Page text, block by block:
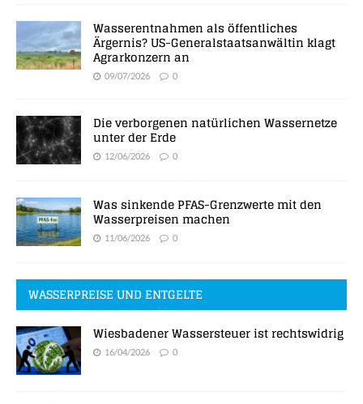
Wasserentnahmen als öffentliches
Ärgernis? US-Generalstaatsanwältin klagt
Agrarkonzern an
09/07/2026 0
Die verborgenen natürlichen Wassernetze
unter der Erde
12/06/2026 0
Was sinkende PFAS-Grenzwerte mit den
Wasserpreisen machen
11/06/2026 0
WASSERPREISE UND ENTGELTE
Wiesbadener Wassersteuer ist rechtswidrig
16/04/2026 0